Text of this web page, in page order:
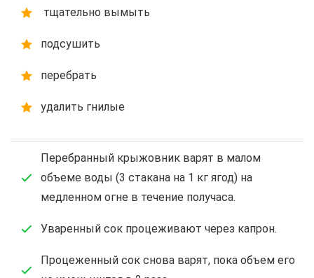
тщательно вымыть
подсушить
перебрать
удалить гнилые
Перебранный крыжовник варят в малом
объеме воды (3 стакана на 1 кг ягод) на
медленном огне в течение получаса.
Уваренный сок процеживают через капрон.
Процеженный сок снова варят, пока объем его